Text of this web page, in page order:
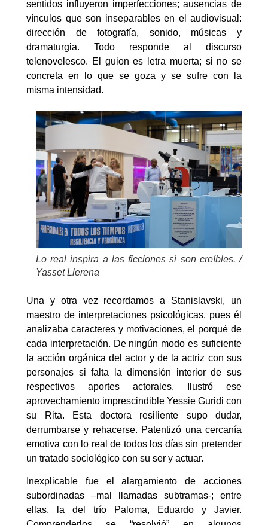
sentidos influyeron imperfecciones; ausencias de
vínculos que son inseparables en el audiovisual:
dirección de fotografía, sonido, músicas y
dramaturgia. Todo responde al discurso
telenovelesco. El guion es letra muerta; si no se
concreta en lo que se goza y se sufre con la
misma intensidad.
Lo real inspira a las ficciones si son creíbles. /
Yasset Llerena
Una y otra vez recordamos a Stanislavski, un
maestro de interpretaciones psicológicas, pues él
analizaba caracteres y motivaciones, el porqué de
cada interpretación. De ningún modo es suficiente
la acción orgánica del actor y de la actriz con sus
personajes si falta la dimensión interior de sus
respectivos aportes actorales. Ilustró ese
aprovechamiento imprescindible Yessie Guridi con
su Rita. Esta doctora resiliente supo dudar,
derrumbarse y rehacerse. Patentizó una cercanía
emotiva con lo real de todos los días sin pretender
un tratado sociológico con su ser y actuar.
Inexplicable fue el alargamiento de acciones
subordinadas –mal llamadas subtramas-; entre
ellas, la del trío Paloma, Eduardo y Javier.